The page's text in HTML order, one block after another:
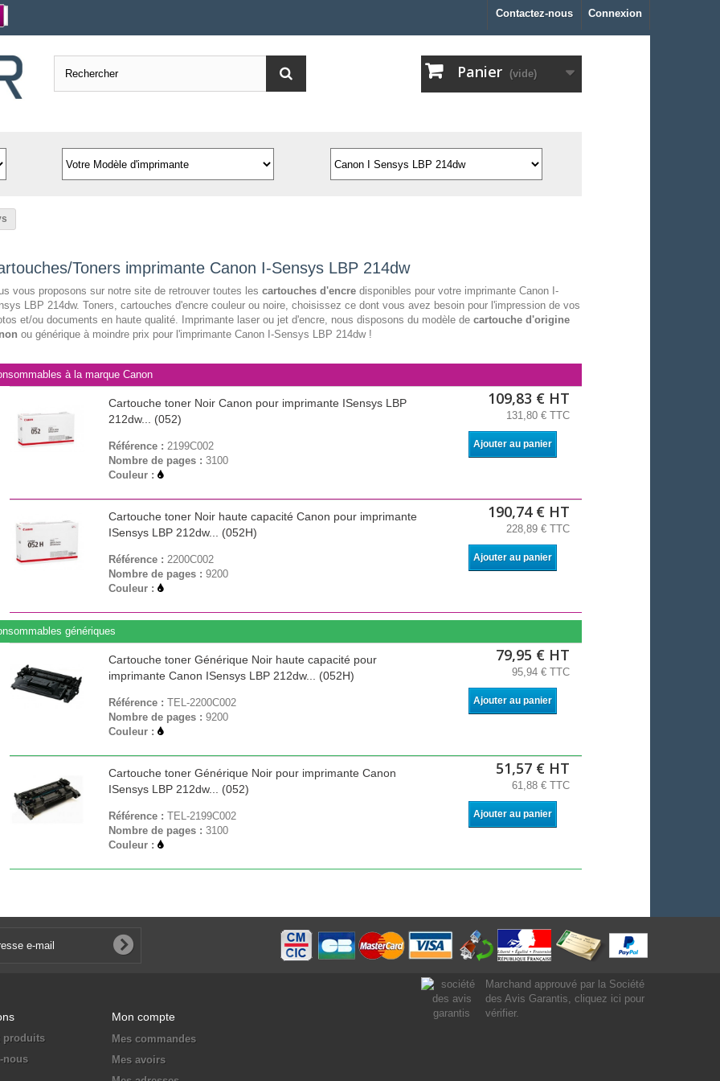
Connexion
Contactez-nous
Panier (vide)
Toners imprimante Canon I-Sensys LBP 214dw
vous proposons sur notre site de retrouver toutes les cartouches d'encredisponibles pour votre imprimante Canon I-
LBP 214dw. Toners, cartouches d'encre couleur ou noire, choisissez ce dont vous avez besoin pour l'impression de vos
et/ou documents en haute qualité. Imprimante laser ou jet d'encre, nous disposons du modèle de cartouche d'origine
ou générique à moindre prix pour l'imprimante Canon I-Sensys LBP 214dw !
à la marque Canon
Cartouche toner Noir Canon pour imprimante ISensys LBP
212dw... (052)
Référence :2199C002
Nombre de pages :3100
Couleur :
109,83 € HT
131,80 € TTC
Ajouter au panier
Cartouche toner Noir haute capacité Canon pour imprimante
ISensys LBP 212dw... (052H)
Référence :2200C002
Nombre de pages :9200
Couleur :
190,74 € HT
228,89 € TTC
Ajouter au panier
génériques
Cartouche toner Générique Noir haute capacité pour
imprimante Canon ISensys LBP 212dw... (052H)
Référence :TEL-2200C002
Nombre de pages :9200
Couleur :
79,95 € HT
95,94 € TTC
Ajouter au panier
Cartouche toner Générique Noir pour imprimante Canon
ISensys LBP 212dw... (052)
Référence :TEL-2199C002
Nombre de pages :3100
Couleur :
51,57 € HT
61,88 € TTC
Ajouter au panier
produits
nous
Mon compte
Mes commandes
Mes avoirs
Marchand approuvé par la Société
des Avis Garantis, cliquez ici pour
vérifier.